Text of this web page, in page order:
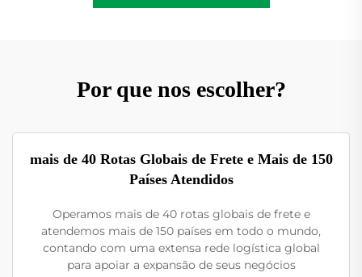
Por que nos escolher?
mais de 40 Rotas Globais de Frete e Mais de 150
Países Atendidos
Operamos mais de 40 rotas globais de frete e
atendemos mais de 150 países em todo o mundo,
contando com uma extensa rede logística global
para apoiar a expansão de seus negócios